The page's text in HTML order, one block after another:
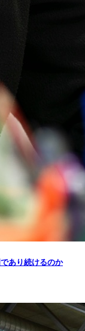
あり続けるのか